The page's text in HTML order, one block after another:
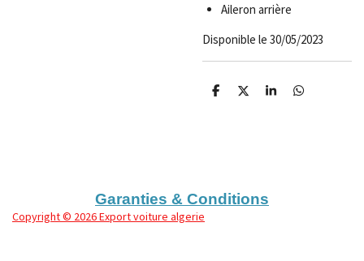
Aileron arrière
Disponible le 30/05/2023
P
P
P
P
Garanties & Conditions
Copyright© 2026 Export voiture algerie